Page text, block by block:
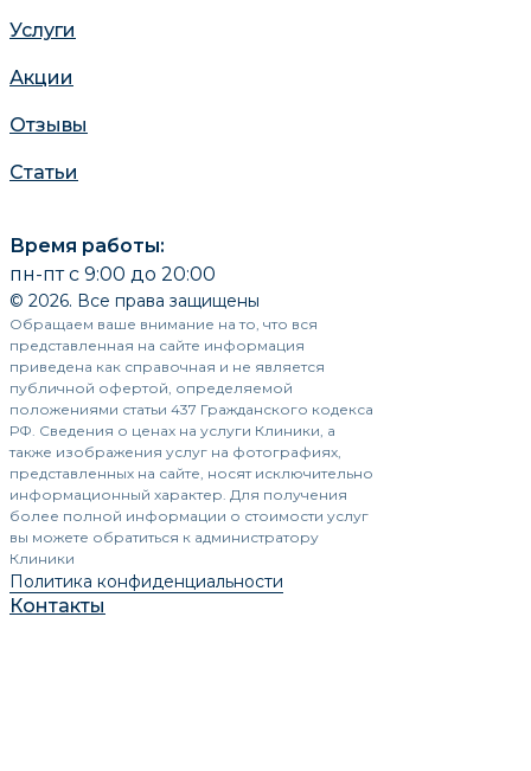
Услуги
Акции
Отзывы
Статьи
Время работы:
пн-пт с 9:00 до 20:00
© 2026. Все права защищены
Обращаем ваше внимание на то, что вся
представленная на сайте информация
приведена как справочная и не является
публичной офертой, определяемой
положениями статьи 437 Гражданского кодекса
РФ. Сведения о ценах на услуги Клиники, а
также изображения услуг на фотографиях,
представленных на сайте, носят исключительно
информационный характер. Для получения
более полной информации о стоимости услуг
вы можете обратиться к администратору
Клиники
Политика конфиденциальности
Контакты